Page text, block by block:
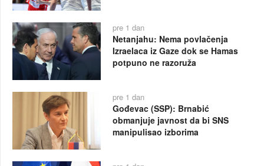
pre 1 dan
Netanjahu: Nema povlačenja
Izraelaca iz Gaze dok se Hamas
potpuno ne razoruža
pre 1 dan
Gođevac (SSP): Brnabić
obmanjuje javnost da bi SNS
manipulisao izborima